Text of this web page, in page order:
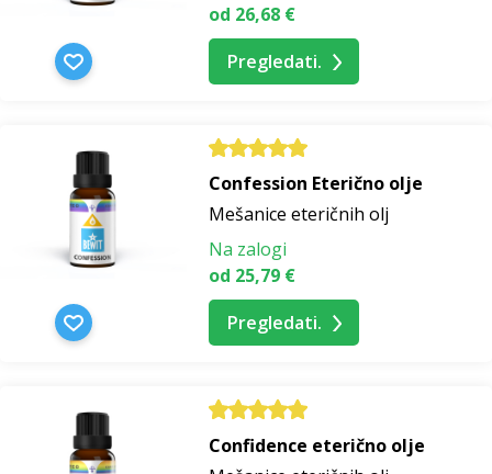
od 26,68 €
Pregledati.
Confession Eterično olje
Mešanice eteričnih olj
Na zalogi
od 25,79 €
Pregledati.
Confidence eterično olje